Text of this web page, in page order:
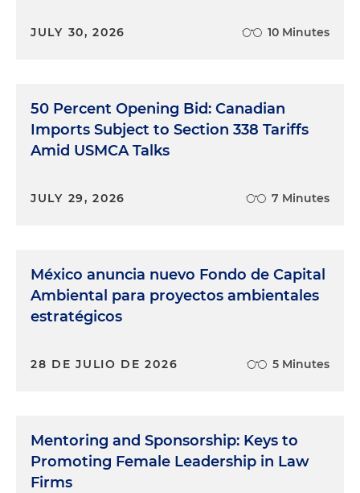
JULY 30, 2026 10 Minutes
50 Percent Opening Bid: Canadian
Imports Subject to Section 338 Tariffs
Amid USMCA Talks
JULY 29, 2026 7 Minutes
México anuncia nuevo Fondo de Capital
Ambiental para proyectos ambientales
estratégicos
28 DE JULIO DE 2026 5 Minutes
Mentoring and Sponsorship: Keys to
Promoting Female Leadership in Law
Firms